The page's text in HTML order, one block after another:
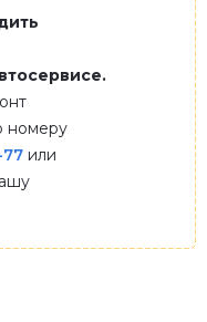
номеру
или